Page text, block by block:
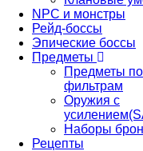
NPC и монстры
Рейд-боссы
Эпические боссы
Предметы
Предметы по
фильтрам
Оружия с
Наборы
Рецепты